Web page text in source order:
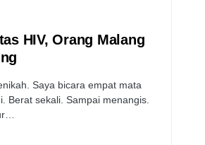
HIV, Orang Malang
Saya bicara empat mata
Berat sekali. Sampai menangis.